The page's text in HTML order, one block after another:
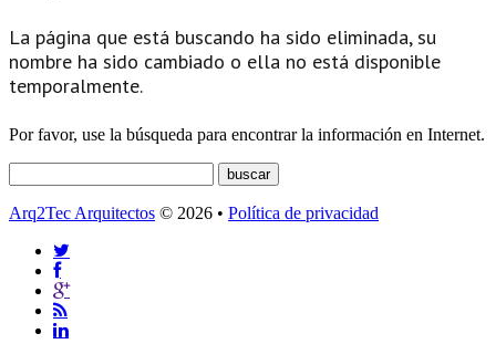
La página que está buscando ha sido eliminada, su
nombre ha sido cambiado o ella no está disponible
temporalmente.
Por favor, use la búsqueda para encontrar la información en Internet.
Arq2Tec Arquitectos © 2026 • Política de privacidad